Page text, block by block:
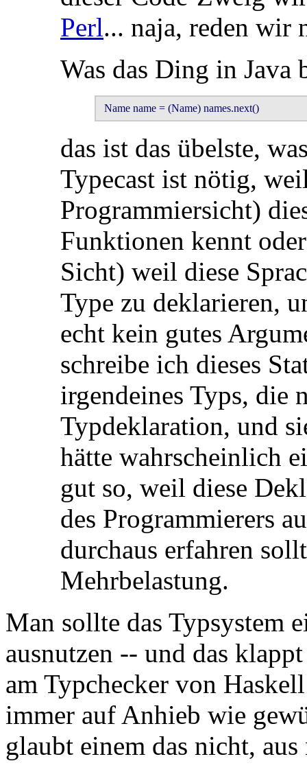
Perl... naja, reden wir
Was das Ding in Java
Name name = (Name) names.next()
das ist das übelste,
Typecast ist nötig,
Programmiersicht)
Funktionen kennt
Sicht) weil diese
Type zu deklarieren,
echt kein gutes
schreibe ich dieses
irgendeines Typs, die
Typdeklaration, und
hätte wahrscheinlich
gut so, weil diese
des Programmierers
durchaus erfahren
Mehrbelastung.
Man sollte das Typsystem
ausnutzen -- und das
am Typchecker von
immer auf Anhieb wie
glaubt einem das nicht,